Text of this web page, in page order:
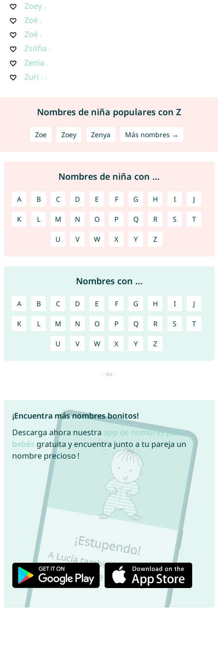
Zoey
Zoë
Zoé
Zsófia
Zenia
Zuri
Nombres de niña populares con Z
Zoe Zoey Zenya Más nombres →
Nombres de niña con ...
A B C D E F G H I J
K L M N O P Q R S T
U V W X Y Z
Nombres con ...
A B C D E F G H I J
K L M N O P Q R S T
U V W X Y Z
¡Encuentra más nombres bonitos!
Descarga ahora nuestra app de nombres para
bebés gratuita y encuentra junto a tu pareja un
nombre precioso !